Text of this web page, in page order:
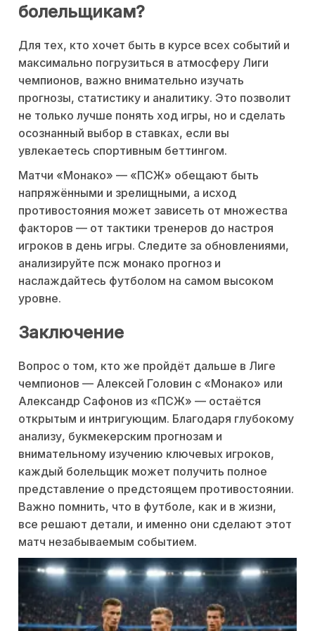
болельщикам?
Для тех, кто хочет быть в курсе всех событий и
максимально погрузиться в атмосферу Лиги
чемпионов, важно внимательно изучать
прогнозы, статистику и аналитику. Это позволит
не только лучше понять ход игры, но и сделать
осознанный выбор в ставках, если вы
увлекаетесь спортивным беттингом.
Матчи «Монако» — «ПСЖ» обещают быть
напряжёнными и зрелищными, а исход
противостояния может зависеть от множества
факторов — от тактики тренеров до настроя
игроков в день игры. Следите за обновлениями,
анализируйте псж монако прогноз и
наслаждайтесь футболом на самом высоком
уровне.
Заключение
Вопрос о том, кто же пройдёт дальше в Лиге
чемпионов — Алексей Головин с «Монако» или
Александр Сафонов из «ПСЖ» — остаётся
открытым и интригующим. Благодаря глубокому
анализу, букмекерским прогнозам и
внимательному изучению ключевых игроков,
каждый болельщик может получить полное
представление о предстоящем противостоянии.
Важно помнить, что в футболе, как и в жизни,
все решают детали, и именно они сделают этот
матч незабываемым событием.